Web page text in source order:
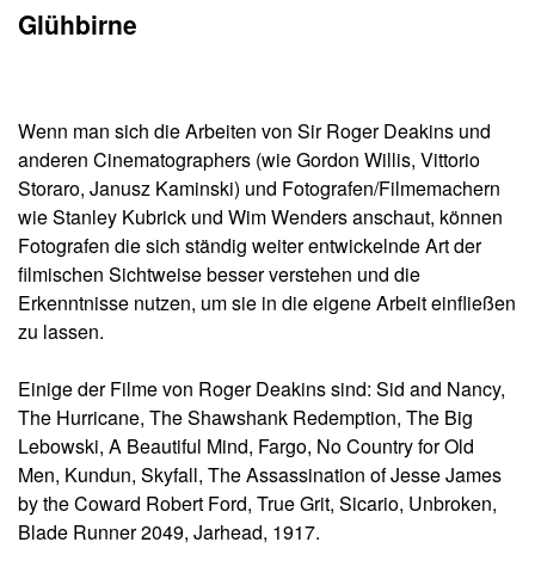
Glühbirne
Wenn man sich die Arbeiten von Sir Roger Deakins und
anderen Cinematographers (wie Gordon Willis, Vittorio
Storaro, Janusz Kaminski) und Fotografen/Filmemachern
wie Stanley Kubrick und Wim Wenders anschaut, können
Fotografen die sich ständig weiter entwickelnde Art der
filmischen Sichtweise besser verstehen und die
Erkenntnisse nutzen, um sie in die eigene Arbeit einfließen
zu lassen.
Einige der Filme von Roger Deakins sind: Sid and Nancy,
The Hurricane, The Shawshank Redemption, The Big
Lebowski, A Beautiful Mind, Fargo, No Country for Old
Men, Kundun, Skyfall, The Assassination of Jesse James
by the Coward Robert Ford, True Grit, Sicario, Unbroken,
Blade Runner 2049, Jarhead, 1917.